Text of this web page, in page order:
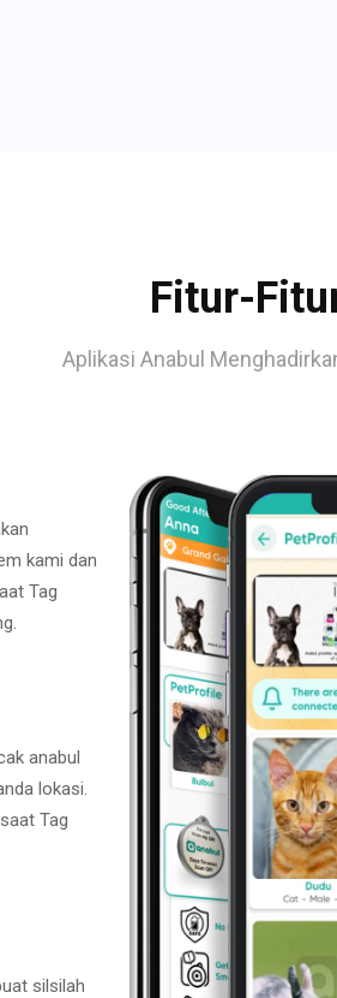
Fitur-
Aplikasi Anabul
kami dan
Tag
anabul
lokasi.
Tag
silsilah